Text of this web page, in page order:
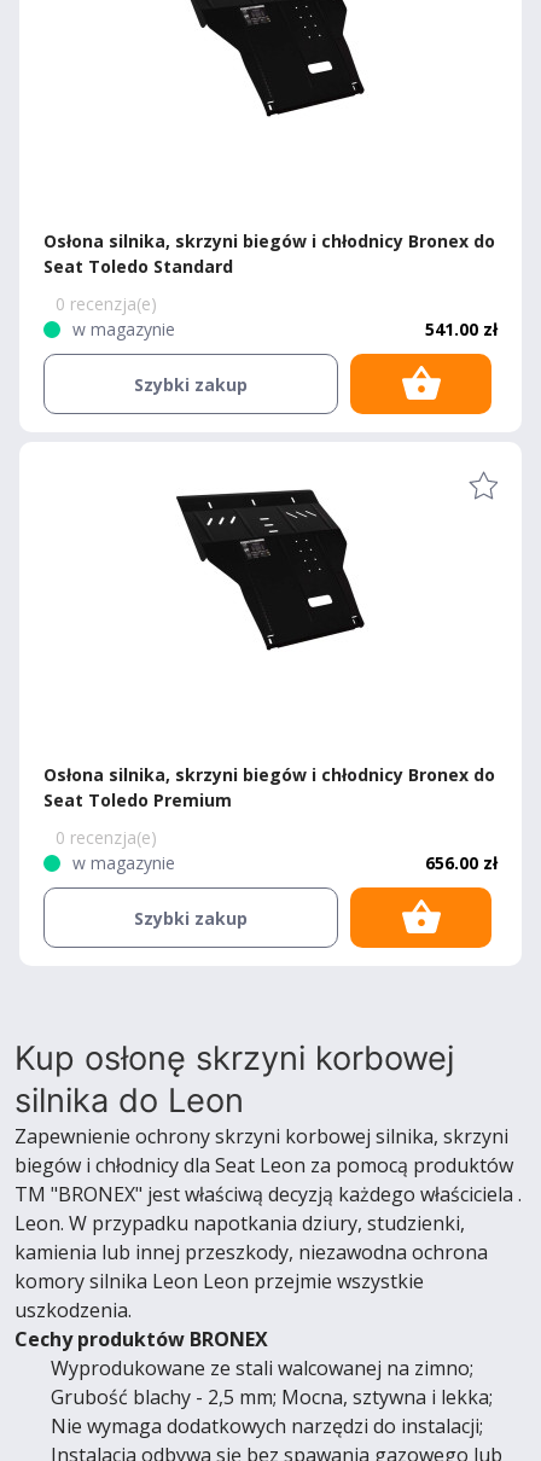
Osłona silnika, skrzyni biegów i chłodnicy Bronex do
Seat Toledo Standard
0 recenzja(e)
w magazynie
541.00 zł
Szybki zakup
Osłona silnika, skrzyni biegów i chłodnicy Bronex do
Seat Toledo Premium
0 recenzja(e)
w magazynie
656.00 zł
Szybki zakup
Kup osłonę skrzyni korbowej
silnika do Leon
Zapewnienie ochrony skrzyni korbowej silnika, skrzyni
biegów i chłodnicy dla Seat Leon za pomocą produktów
TM "BRONEX" jest właściwą decyzją każdego właściciela .
Leon. W przypadku napotkania dziury, studzienki,
kamienia lub innej przeszkody, niezawodna ochrona
komory silnika Leon Leon przejmie wszystkie
uszkodzenia.
Cechy produktów BRONEX
Wyprodukowane ze stali walcowanej na zimno;
Grubość blachy - 2,5 mm; Mocna, sztywna i lekka;
Nie wymaga dodatkowych narzędzi do instalacji;
Instalacja odbywa się bez spawania gazowego lub